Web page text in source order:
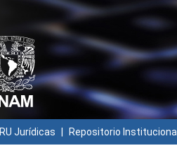
RU Jurídicas Repositorio Institucional